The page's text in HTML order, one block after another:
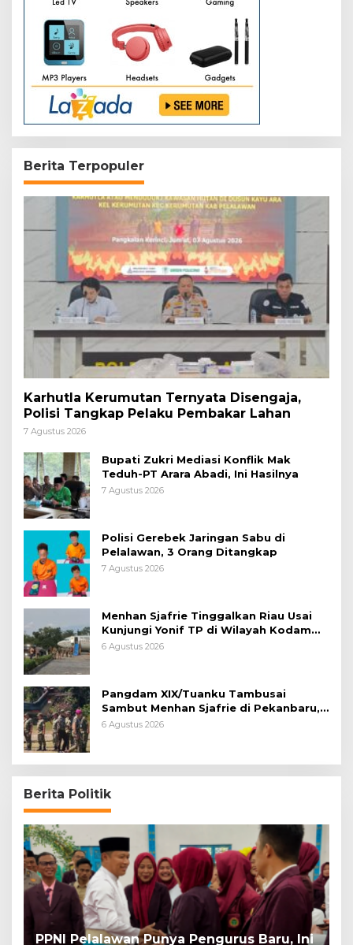
Berita Terpopuler
Karhutla Kerumutan Ternyata Disengaja,
Polisi Tangkap Pelaku Pembakar Lahan
7 Agustus 2026
Bupati Zukri Mediasi Konflik Mak
Teduh-PT Arara Abadi, Ini Hasilnya
7 Agustus 2026
Polisi Gerebek Jaringan Sabu di
Pelalawan, 3 Orang Ditangkap
7 Agustus 2026
Menhan Sjafrie Tinggalkan Riau Usai
Kunjungi Yonif TP di Wilayah Kodam
XIX/Tuanku Tambusai
6 Agustus 2026
Pangdam XIX/Tuanku Tambusai
Sambut Menhan Sjafrie di Pekanbaru,
Ada Agenda Penting
6 Agustus 2026
Berita Politik
PPNI Pelalawan Punya Pengurus Baru, Ini